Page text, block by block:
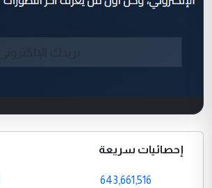
إحصائيات سريعة
643,661,516